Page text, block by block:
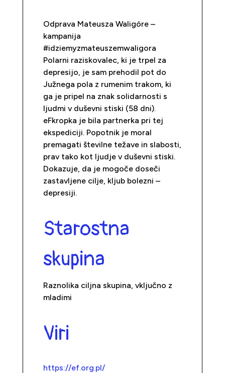
Odprava Mateusza Waligóre –
kampanija
#idziemyzmateuszemwaligora
Polarni raziskovalec, ki je trpel za
depresijo, je sam prehodil pot do
Južnega pola z rumenim trakom, ki
ga je pripel na znak solidarnosti s
ljudmi v duševni stiski (58 dni).
eFkropka je bila partnerka pri tej
ekspediciji. Popotnik je moral
premagati številne težave in slabosti,
prav tako kot ljudje v duševni stiski.
Dokazuje, da je mogoče doseči
zastavljene cilje, kljub bolezni –
depresiji.
Starostna
skupina
Raznolika ciljna skupina, vključno z
mladimi
Viri
https://ef.org.pl/